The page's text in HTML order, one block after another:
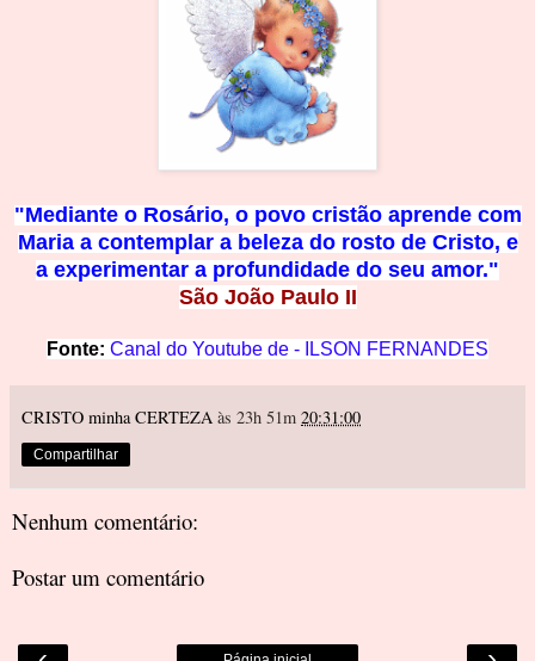
"Mediante o Rosário, o povo cristão aprende com
Maria a contemplar a beleza do rosto de Cristo, e
a experimentar a profundidade do seu amor."
São João Paulo II
Fonte: Canal do Youtube de - ILSON FERNAN DES
CRISTO minha CERTEZA às 23h 51m 20:31:00
Compartilhar
Nenhum comentário:
Postar um comentário